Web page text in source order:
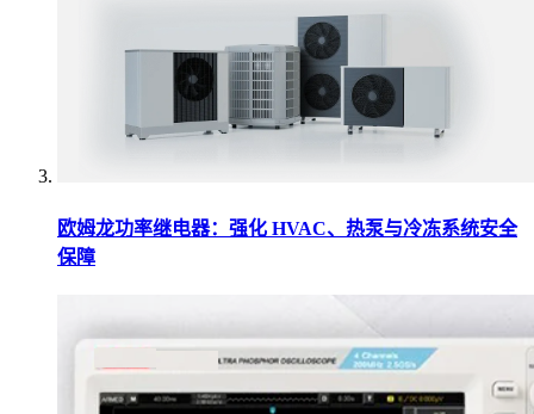
欧姆龙功率继电器：强化 HVAC、热泵与冷冻系统安全
保障